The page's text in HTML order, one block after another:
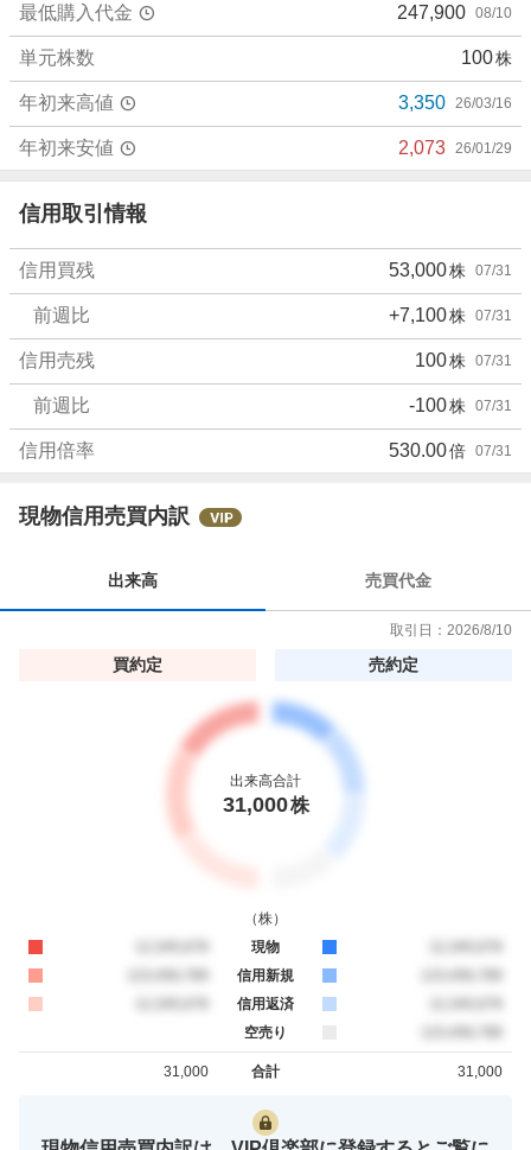
最低購入代金 247,900 08/10
単元株数 100株
年初来高値 3,350 26/03/16
年初来安値 2,073 26/01/29
信用取引情報
信用買残 53,000株 07/31
前週比 +7,100株 07/31
信用売残 100株 07/31
前週比 -100株 07/31
信用倍率 530.00倍 07/31
現物信用売買内訳
出来高 売買代金
取引日： 2026/8/10
買約定 売約定
出来高合計
31,000株
（株）
現物
信用新規
信用返済
空売り
合計
31,000 31,000